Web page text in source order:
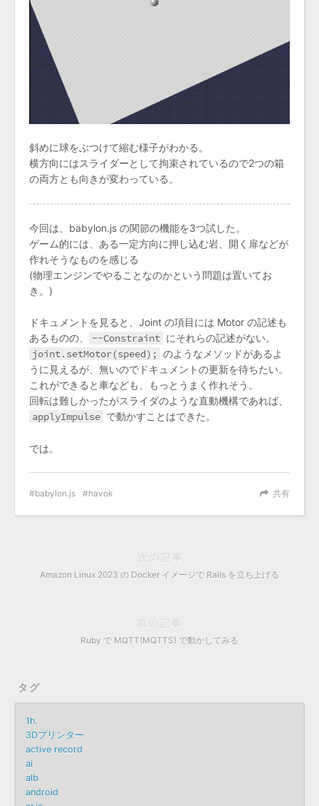
斜めに球をぶつけて縮む様子がわかる。
横方向にはスライダーとして拘束されているので2つの箱
の両方とも向きが変わっている。
今回は、babylon.js の関節の機能を3つ試した。
ゲーム的には、ある一定方向に押し込む岩、開く扉などが
作れそうなものを感じる
(物理エンジンでやることなのかという問題は置いてお
き。)
ドキュメントを見ると、Joint の項目には Motor の記述も
あるものの、
~~Constraint にそれらの記述がない。
joint.setMotor(speed); のようなメソッドがあるよ
うに見えるが、無いのでドキュメントの更新を待ちたい。
これができると車なども、もっとうまく作れそう。
回転は難しかったがスライダのような直動機構であれば、
applyImpulse で動かすことはできた。
では。
共有
babylon.js havok
次の記事
Amazon Linux 2023 の Docker イメージで Rails を立ち上げる
前の記事
Ruby で MQTT(MQTTS) で動かしてみる
タグ
1h.
3Dプリンター
active record
ai
alb
android